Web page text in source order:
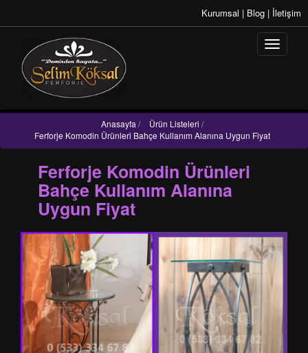
Kurumsal | Blog | İletişim
Anasayfa / Ürün Listeleri /
Ferforje Komodin Ürünleri Bahçe Kullanım Alanına Uygun Fiyat
Ferforje Komodin Ürünleri
Bahçe Kullanım Alanına
Uygun Fiyat